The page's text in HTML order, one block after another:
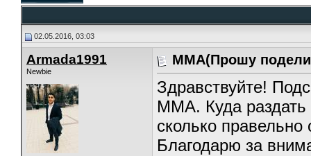
02.05.2016, 03:03
Armada1991
Newbie
ММА(Прошу
Здравствуйте!
ММА. Куда
сколько
Благодарю за